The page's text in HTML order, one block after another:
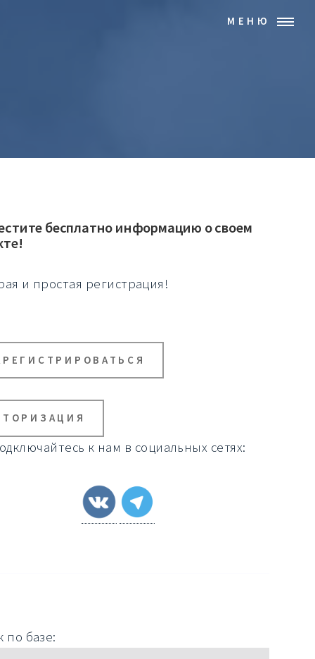
МЕНЮ
бесплатно информацию о своем
и простая регистрация!
к нам в социальных сетях:
по базе: